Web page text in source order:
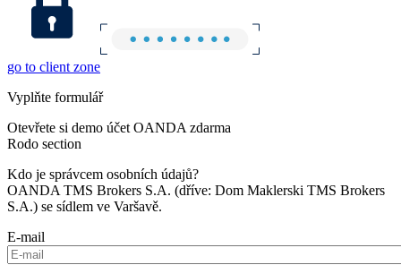
go to client zone
Vyplňte formulář
Otevřete si demo účet OANDA zdarma
Rodo section
Kdo je správcem osobních údajů?
OANDA TMS Brokers S.A. (dříve: Dom Maklerski TMS Brokers
S.A.) se sídlem ve Varšavě.
E-mail